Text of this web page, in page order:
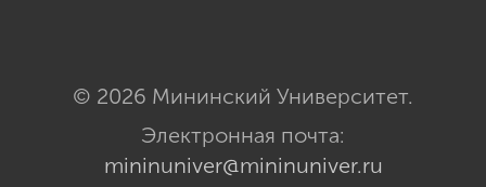
© 2026 Мининский Университет.
Электронная почта:
mininuniver@mininuniver.ru